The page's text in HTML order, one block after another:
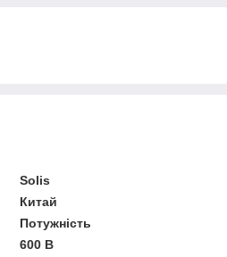
Solis
Китай
Потужність
600 В